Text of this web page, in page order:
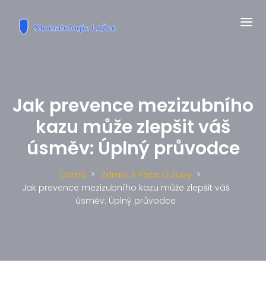
Jak prevence mezizubního
kazu může zlepšit váš
úsměv: Úplný průvodce
Domů
Zdraví A Péče O Zuby
Jak prevence mezizubního kazu může zlepšit váš
úsměv: Úplný průvodce